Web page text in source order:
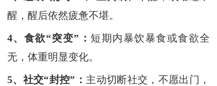
醒，醒后依然疲惫不堪。
4、 食欲“突变”： 短期内暴饮暴食或食欲全
无，体重明显变化。
5、 社交“封控”： 主动切断社交，不愿出门，